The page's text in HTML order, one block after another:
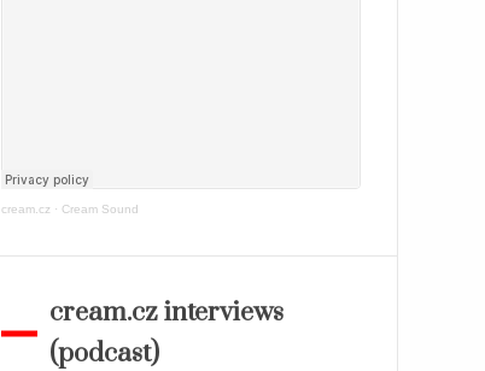
cream.cz · Cream Sound
cream.cz interviews
(podcast)